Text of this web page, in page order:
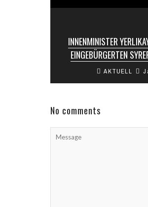
INNENMINISTER
EINGEBÜRGERTEN
Der türkische
Zahl der an Syrerinnen
AKTUELL
No comments